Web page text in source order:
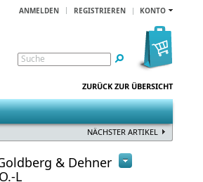
KONTO
ANMELDEN REGISTRIEREN
Suche
ZURÜCK ZUR ÜBERSICHT
NÄCHSTER ARTIKEL
& Dehner
L